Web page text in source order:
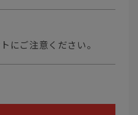
にご注意ください。